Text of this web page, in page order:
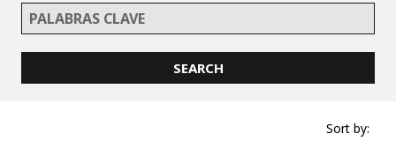
Sort by: